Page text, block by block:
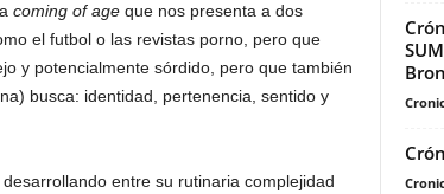
coming of ageque nos presenta a dos
el futbol o las revistas porno, pero que
y potencialmente sórdido, pero que también
busca: identidad, pertenencia, sentido y
entre su rutinaria complejidad